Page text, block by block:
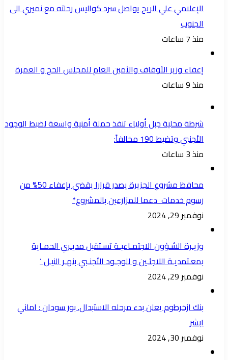
الإعلامي علي الريح يواصل سرد كواليس رحلته مع نميري الى
الجنوب
منذ 7 ساعات
إعفاء وزير الأوقاف والأمين العام للمجلس الحج و العمرة
منذ 9 ساعات
شرطة محلية جبل أولياء تنفذ حملة أمنية واسعة لضبط الوجود
الأجنبي وتضبط 190 مخالفاً:
منذ 3 ساعات
محافظ مشروع الجزيرة يصدر قرارا يقضي بإعفاء 50% من
رسوم خدمات دعما للمزارعين بالمشروع*
نوفمبر 29, 2024
وزيـرة الشـؤون الاجتمـاعيـة تسـتقبل مديـري الحمـاية
بمعـتمديـة اللاجئـين و للوجـود الأجنـبي بنهـر النيـل ‘
نوفمبر 29, 2024
بنك ازخرطوم يعلن بدء مرحله الاستبدال. بور سودان : اماني
ابشر
نوفمبر 30, 2024